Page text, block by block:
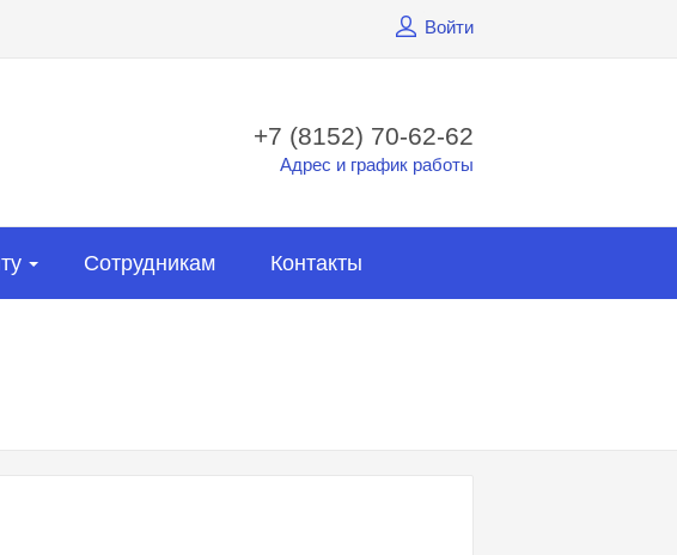
Войти
+7 (8152) 70-62-62
Адрес и график работы
Сотрудникам Контакты